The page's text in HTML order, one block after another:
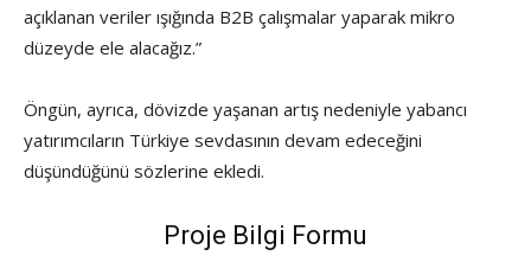
açıklanan veriler ışığında B2B çalışmalar yaparak mikro
düzeyde ele alacağız.”
Öngün, ayrıca, dövizde yaşanan artış nedeniyle yabancı
yatırımcıların Türkiye sevdasının devam edeceğini
düşündüğünü sözlerine ekledi.
Proje Bilgi Formu